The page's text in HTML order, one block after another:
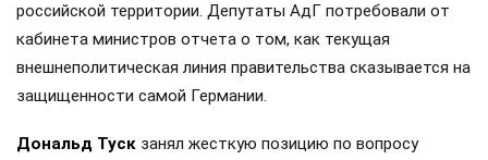
российской территории. Депутаты АдГ потребовали от
кабинета министров отчета о том, как текущая
внешнеполитическая линия правительства сказывается на
защищенности самой Германии.
Дональд Туск занял жесткую позицию по вопросу